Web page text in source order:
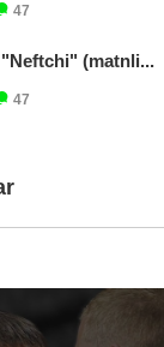
47
(matnli...
47